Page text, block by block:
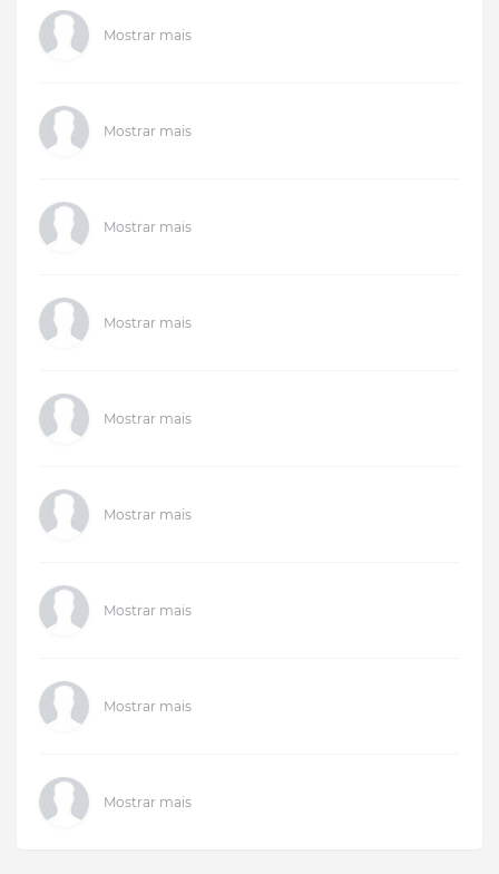
Mostrar mais
Mostrar mais
Mostrar mais
Mostrar mais
Mostrar mais
Mostrar mais
Mostrar mais
Mostrar mais
Mostrar mais